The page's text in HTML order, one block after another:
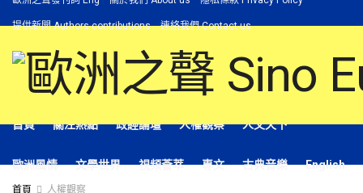
提供新聞 Authors contributions 連絡我們 Contact us
首頁 關注熱點 政經論壇 人權觀察 人文天下
歐洲風情 文學世界 視頻薈萃 專文 古典音樂 English
首頁 人權觀察